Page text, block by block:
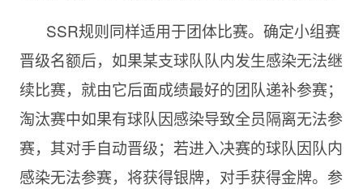
SSR规则同样适用于团体比赛。确定小组赛
晋级名额后，如果某支球队队内发生感染无法继
续比赛，就由它后面成绩最好的团队递补参赛；
淘汰赛中如果有球队因感染导致全员隔离无法参
赛，其对手自动晋级；若进入决赛的球队因队内
感染无法参赛，将获得银牌，对手获得金牌。参